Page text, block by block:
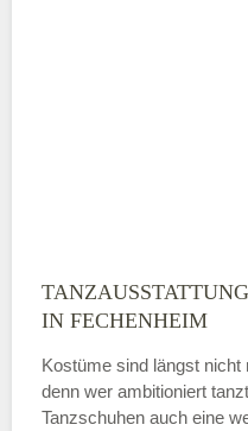
IN FECHENHEIM
Kostüme sind längst
denn wer ambitioniert
Tanzschuhen auch eine